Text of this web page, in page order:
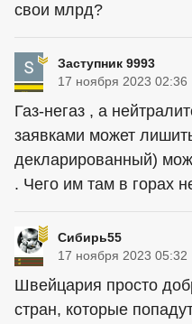
свои млрд?
Заступник 9993
17 ноября 2023 02:36
Газ-негаз , а
заявками может
декларированный)
. Чего им там в горах
Сибирь55
17 ноября 2023 05:32
Швейцария просто
стран, которые